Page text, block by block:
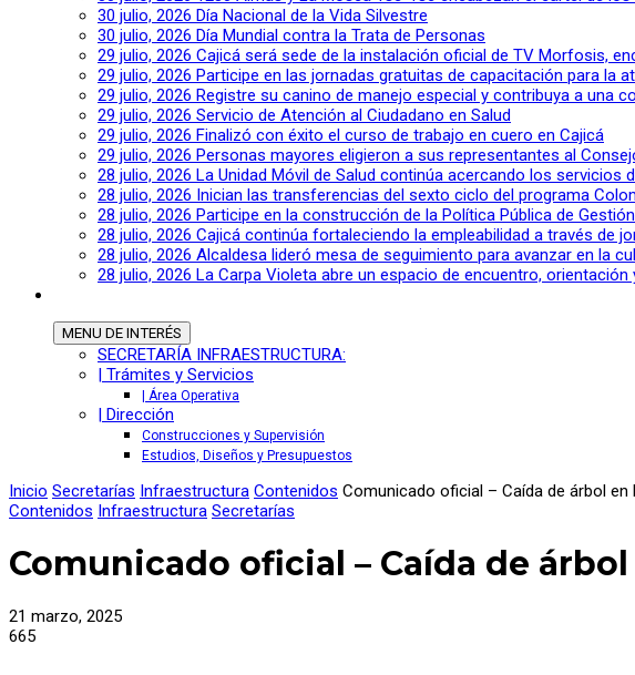
30 julio, 2026 Día Nacional de la Vida Silvestre
30 julio, 2026 Día Mundial contra la Trata de Personas
29 julio, 2026 Cajicá será sede de la instalación oficial de TV Morfosis,
29 julio, 2026 Participe en las jornadas gratuitas de capacitación para la
29 julio, 2026 Registre su canino de manejo especial y contribuya a una
29 julio, 2026 Servicio de Atención al Ciudadano en Salud
29 julio, 2026 Finalizó con éxito el curso de trabajo en cuero en Cajicá
29 julio, 2026 Personas mayores eligieron a sus representantes al
28 julio, 2026 La Unidad Móvil de Salud continúa acercando los servicios
28 julio, 2026 Inician las transferencias del sexto ciclo del programa
28 julio, 2026 Participe en la construcción de la Política Pública de
28 julio, 2026 Cajicá continúa fortaleciendo la empleabilidad a través de
28 julio, 2026 Alcaldesa lideró mesa de seguimiento para avanzar en la
28 julio, 2026 La Carpa Violeta abre un espacio de encuentro,
MENU DE INTERÉS
SECRETARÍA INFRAESTRUCTURA:
| Trámites y Servicios
| Área Operativa
| Dirección
Construcciones y Supervisión
Estudios, Diseños y Presupuestos
Inicio Secretarías Infraestructura Contenidos Comunicado oficial – Caída de árbol en
Contenidos Infraestructura Secretarías
Comunicado oficial – Caída de
21 marzo, 2025
665